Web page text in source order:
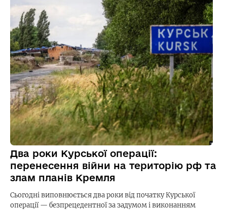
Два роки Курської операції:
перенесення війни на територію рф та
злам планів Кремля
Сьогодні виповнюється два роки від початку Курської
операції — безпрецедентної за задумом і виконанням